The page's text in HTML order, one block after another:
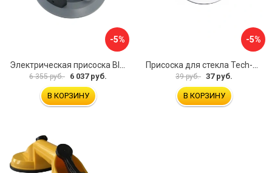
-5%
6 355 руб. 6 037 руб.
В КОРЗИНУ
-5%
39 руб. 37 руб.
В КОРЗИНУ